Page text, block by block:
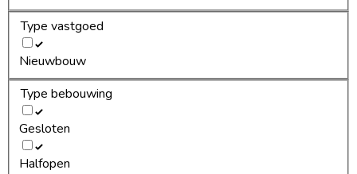
Type vastgoed
Nieuwbouw
Type bebouwing
Gesloten
Halfopen